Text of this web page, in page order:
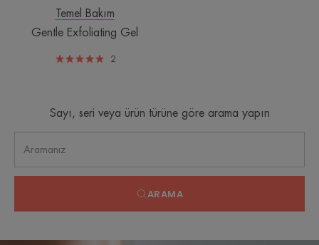
Temel Bakım
Gentle Exfoliating Gel
2
Sayı, seri veya ürün türüne göre arama yapın
ARAMA